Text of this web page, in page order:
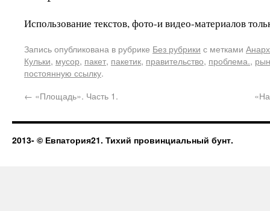
Использование текстов, фото-и видео-материалов
Запись опубликована в рубрике Без рубрики с метками
Кульки, мусор, пакет, пакетик, правительство, проблема.,
постоянную ссылку.
← «Площадь». Часть 1.
2013- © Евпатория21. Тихий провинциальный бунт.